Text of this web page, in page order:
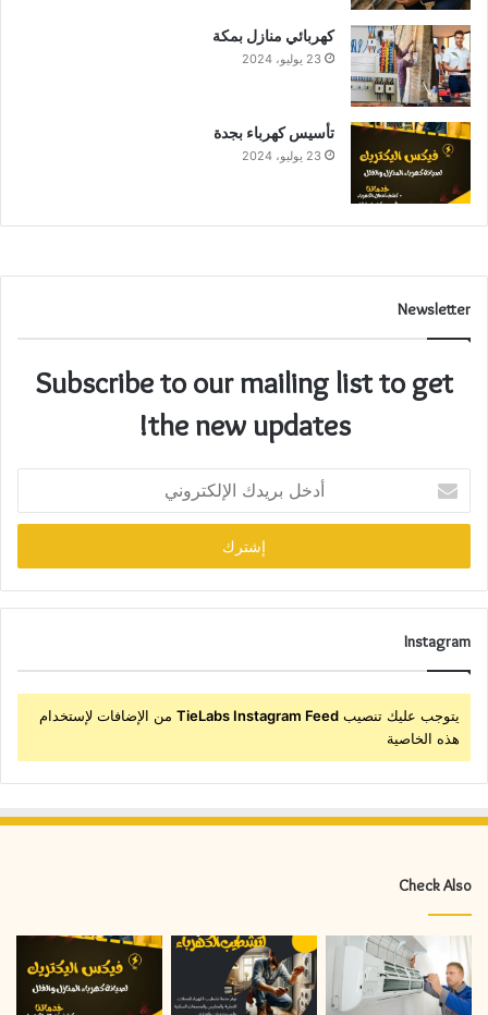
كهربائي منازل بمكة
23 يوليو، 2024
تأسيس كهرباء بجدة
23 يوليو، 2024
Newsletter
Subscribe to our mailing list to get
the new updates!
Instagram
يتوجب عليك تنصيب TieLabs Instagram Feed من الإضافات لإستخدام
هذه الخاصية
Check Also